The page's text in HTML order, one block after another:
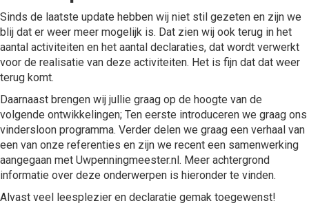
Sinds de laatste update hebben wij niet stil gezeten en zijn we
blij dat er weer meer mogelijk is. Dat zien wij ook terug in het
aantal activiteiten en het aantal declaraties, dat wordt verwerkt
voor de realisatie van deze activiteiten. Het is fijn dat dat weer
terug komt.
Daarnaast brengen wij jullie graag op de hoogte van de
volgende ontwikkelingen; Ten eerste introduceren we graag ons
vindersloon programma. Verder delen we graag een verhaal van
een van onze referenties en zijn we recent een samenwerking
aangegaan met Uwpenningmeester.nl. Meer achtergrond
informatie over deze onderwerpen is hieronder te vinden.
Alvast veel leesplezier en declaratie gemak toegewenst!